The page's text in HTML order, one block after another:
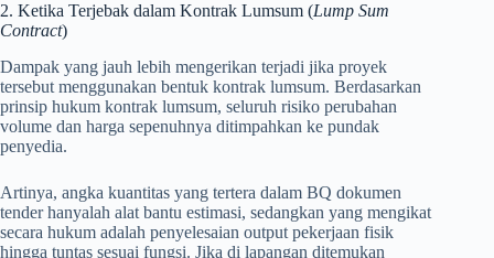
2. Ketika Terjebak dalam Kontrak Lumsum (Lump Sum
Contract)
Dampak yang jauh lebih mengerikan terjadi jika proyek
tersebut menggunakan bentuk kontrak lumsum. Berdasarkan
prinsip hukum kontrak lumsum, seluruh risiko perubahan
volume dan harga sepenuhnya ditimpahkan ke pundak
penyedia.
Artinya, angka kuantitas yang tertera dalam BQ dokumen
tender hanyalah alat bantu estimasi, sedangkan yang mengikat
secara hukum adalah penyelesaian output pekerjaan fisik
hingga tuntas sesuai fungsi. Jika di lapangan ditemukan